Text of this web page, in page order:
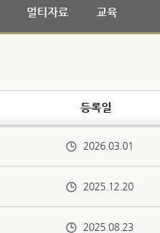
멀티자료 교육
등록일
2026.03.01
2025.12.20
2025.08.23